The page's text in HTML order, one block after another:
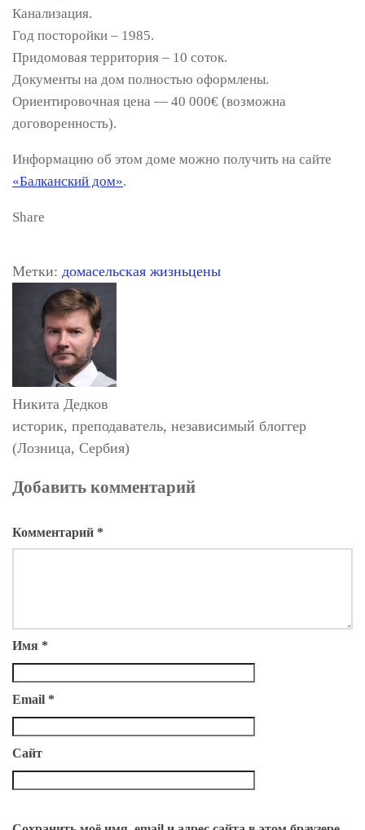
Канализация.
Год посторойки – 1985.
Придомовая территория – 10 соток.
Документы на дом полностью оформлены.
Ориентировочная цена — 40 000€ (возможна
договоренность).
Информацию об этом доме можно получить на сайте
«Балканский дом».
Share
Метки: домасельская жизньцены
Никита Дедков
историк, преподаватель, независимый блоггер
(Лозница, Сербия)
Добавить комментарий
Комментарий *
Имя *
Email *
Сайт